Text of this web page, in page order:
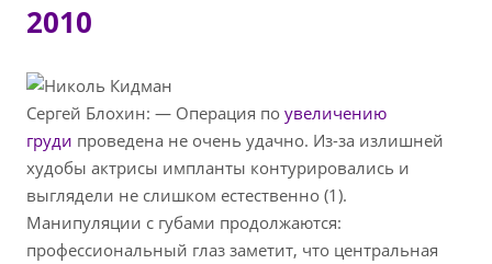
2010
Сергей Блохин: — Операция по увеличению
груди проведена не очень удачно. Из-за излишней
худобы актрисы импланты контурировались и
выглядели не слишком естественно (1).
Манипуляции с губами продолжаются:
профессиональный глаз заметит, что центральная